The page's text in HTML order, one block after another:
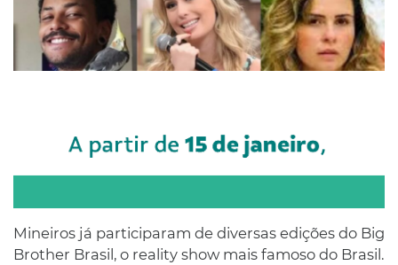
Mineiros já participaram de diversas edições do Big
Brother Brasil, o reality show mais famoso do Brasil.